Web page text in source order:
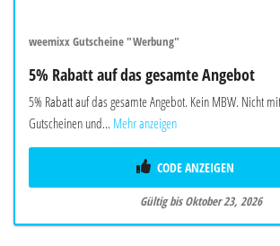
weemixx Gutscheine "Werbung"
5% Rabatt auf das gesamte Angebot
5% Rabatt auf das gesamte Angebot. Kein MBW. Nicht
Gutscheinen und... Mehr anzeigen
CODE ANZEIGEN
Gültig bis Oktober 23, 2026